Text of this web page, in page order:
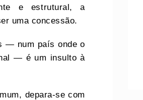
e estrutural, a
uma concessão.
— num país onde o
— é um insulto à
depara-se com